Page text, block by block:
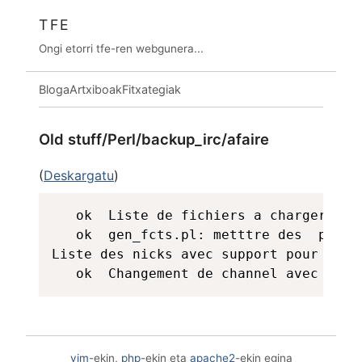
TFE
Ongi etorri tfe-ren webgunera...
BlogaArtxiboakFitxategiak
Old stuff/Perl/backup_irc/afaire
(Deskargatu)
ok  Liste de fichiers a charger
ok  gen_fcts.pl: metttre des
Liste des nicks avec support pour le
vim-ekin, php-ekin eta apache2-ekin egina